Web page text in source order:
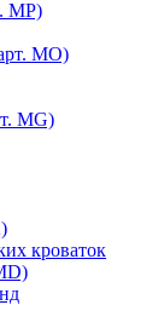
MР)
MO)
MG)
кроваток